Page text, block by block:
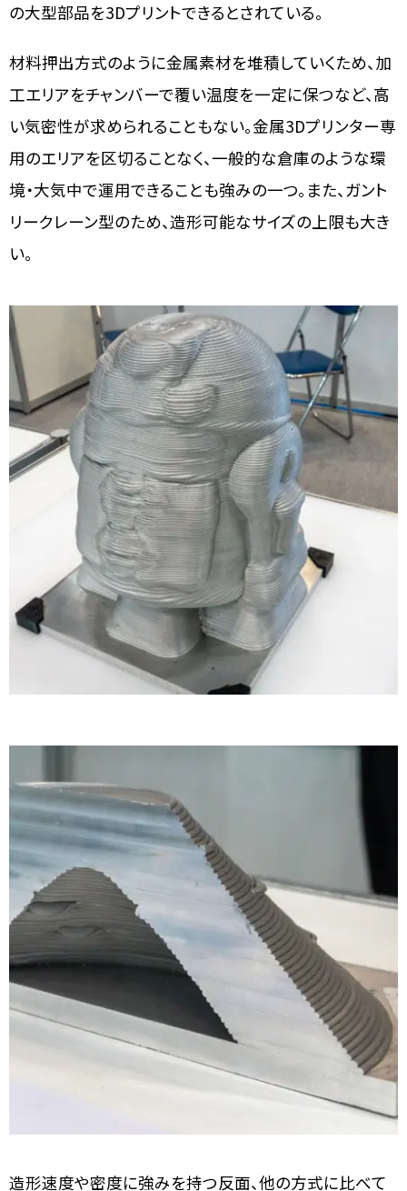
の大型部品を3Dプリントできるとされている。
材料押出方式のように金属素材を堆積していくため、加
工エリアをチャンバーで覆い温度を一定に保つなど、高
い気密性が求められることもない。金属3Dプリンター専
用のエリアを区切ることなく、一般的な倉庫のような環
境・大気中で運用できることも強みの一つ。また、ガント
リークレーン型のため、造形可能なサイズの上限も大き
い。
造形速度や密度に強みを持つ反面、他の方式に比べて